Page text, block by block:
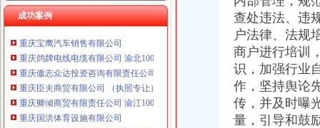
成功案例
重庆三虹房地产营销策划有限公司
重庆鸽牌电线电缆有限公司 渝北10010万 (进出口权)
重庆傲志众达投资咨询有限责任公司 渝九1000万 （增资）
重庆臣夫商贸有限公司 （执照专让）
重庆卿倾商贸有限责任公司 渝江100万 （工商注册）
重庆国洪体育设施有限公司
重庆星竣贸易有限责任公司 渝中100万 （进出口权）
查处违法、违
户法律、法规
商户进行培训
识，加强行业
作，坚持舆论
传，并及时曝
量，引导和鼓